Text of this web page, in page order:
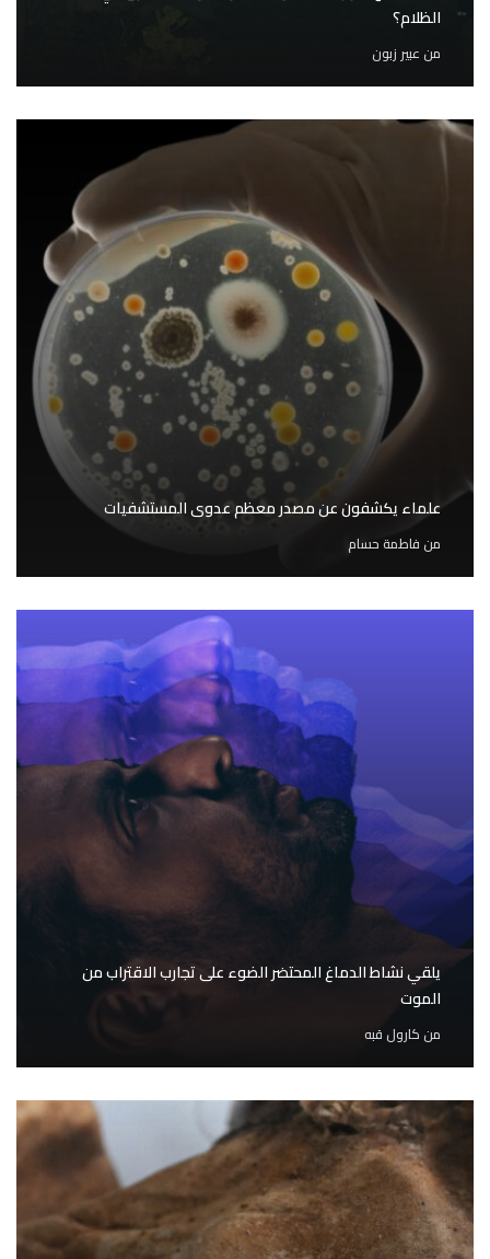
الظلام؟
من عبير زبون
علماء يكشفون عن مصدر معظم عدوى المستشفيات
من فاطمة حسام
يلقي نشاط الدماغ المحتضر الضوء على تجارب الاقتراب من
الموت
من كارول قبه